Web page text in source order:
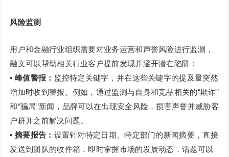
风险监测
用户和金融行业组织需要对业务运营和声誉风险进行监测，
融文可以帮助相关行业客户提前发现并避开潜在陷阱：
• 峰值警报： 监控特定关键字，并在这些关键字的提及量突然
增加时收到警报。例如，通过监测与自身和竞品相关的“欺诈”
和“骗局”新闻，品牌可以在出现安全风险，损害声誉并威胁客
户群并之前解决问题。
• 摘要报告： 设置针对特定日期、特定部门的新闻摘要，直接
发送到团队的收件箱，即时掌握市场的发展动态，话题可以